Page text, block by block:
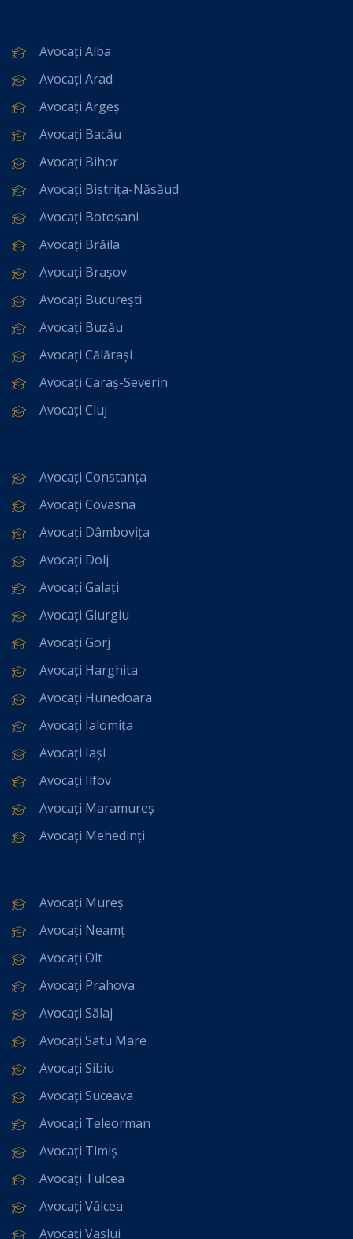
Avocați Alba
Avocați Arad
Avocați Argeș
Avocați Bacău
Avocați Bihor
Avocați Bistrița-Năsăud
Avocați Botoșani
Avocați Brăila
Avocați Brașov
Avocați București
Avocați Buzău
Avocați Călărași
Avocați Caraș-Severin
Avocați Cluj
Avocați Constanța
Avocați Covasna
Avocați Dâmbovița
Avocați Dolj
Avocați Galați
Avocați Giurgiu
Avocați Gorj
Avocați Harghita
Avocați Hunedoara
Avocați Ialomița
Avocați Iași
Avocați Ilfov
Avocați Maramureș
Avocați Mehedinți
Avocați Mureș
Avocați Neamț
Avocați Olt
Avocați Prahova
Avocați Sălaj
Avocați Satu Mare
Avocați Sibiu
Avocați Suceava
Avocați Teleorman
Avocați Timiș
Avocați Tulcea
Avocați Vâlcea
Avocați Vaslui